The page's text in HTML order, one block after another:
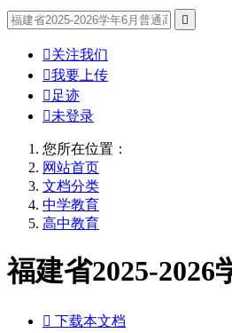

关注我们
我要上传
 足迹
未登录
您所在位置：
网站首页
文档分类
中学教育
高中教育
福建省2025-
 下载本文档